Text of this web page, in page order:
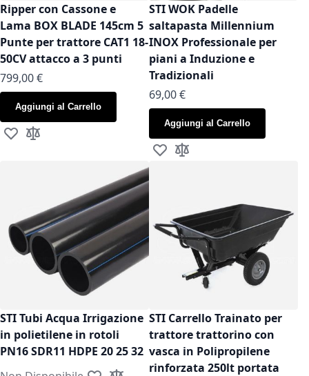
Ripper con Cassone e
Lama BOX BLADE 145cm 5
Punte per trattore CAT1 18-
50CV attacco a 3 punti
799,00 €
Aggiungi al Carrello
Aggiungi alla lista desideri
Aggiungi al confronto
STI WOK Padelle
saltapasta Millennium
INOX Professionale per
piani a Induzione e
Tradizionali
As low as
69,00 €
Aggiungi al Carrello
Aggiungi alla lista desideri
Aggiungi al confronto
STI Tubi Acqua Irrigazione
in polietilene in rotoli
PN16 SDR11 HDPE 20 25 32
STI Carrello Trainato per
trattore trattorino con
vasca in Polipropilene
rinforzata 250lt portata